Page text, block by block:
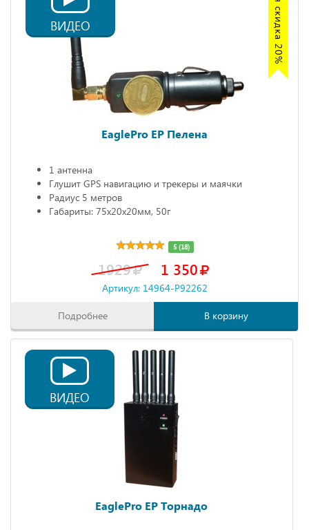
ВИДЕО
EaglePro EP Пелена
1 антенна
Глушит GPS навигацию и трекеры и маячки
Радиус 5 метров
Габариты: 75х20х20мм, 50г
5 (18)
1929 1 350
Артикул: 14964-P92262
Подробнее В корзину
ВИДЕО
EaglePro EP Торнадо